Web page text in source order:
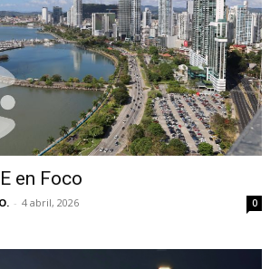
en Foco
- 4 abril, 2026 0